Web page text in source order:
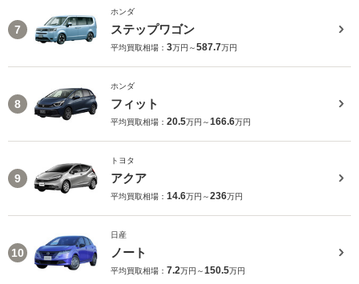
7
ホンダ
ステップワゴン
平均買取相場： 3万円～587.7万円
8
ホンダ
フィット
平均買取相場： 20.5万円～166.6万円
9
トヨタ
アクア
平均買取相場： 14.6万円～236万円
10
日産
ノート
平均買取相場： 7.2万円～150.5万円